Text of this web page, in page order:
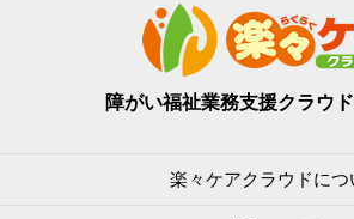
障がい福祉業務支援クラウ
楽々ケアクラウドにつ